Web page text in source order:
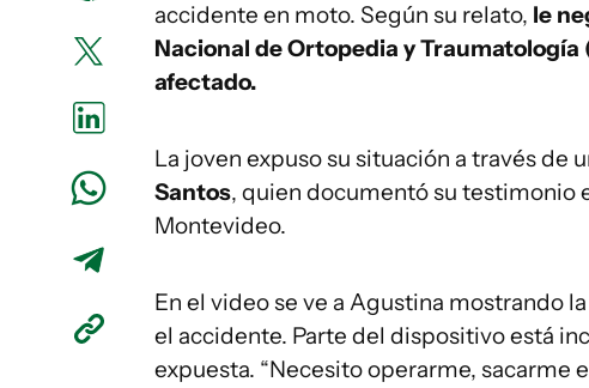
accidente en moto. Según su relato, le
Nacional de Ortopedia y Traumatología
afectado.
La joven expuso su situación a través de
Santos, quien documentó su testimonio
Montevideo.
En el video se ve a Agustina mostrando
el accidente. Parte del dispositivo está
expuesta. “Necesito operarme, sacarme